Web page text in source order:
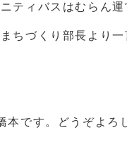
ティバスはむらん
ちづくり部長より一
です。どうぞよろ